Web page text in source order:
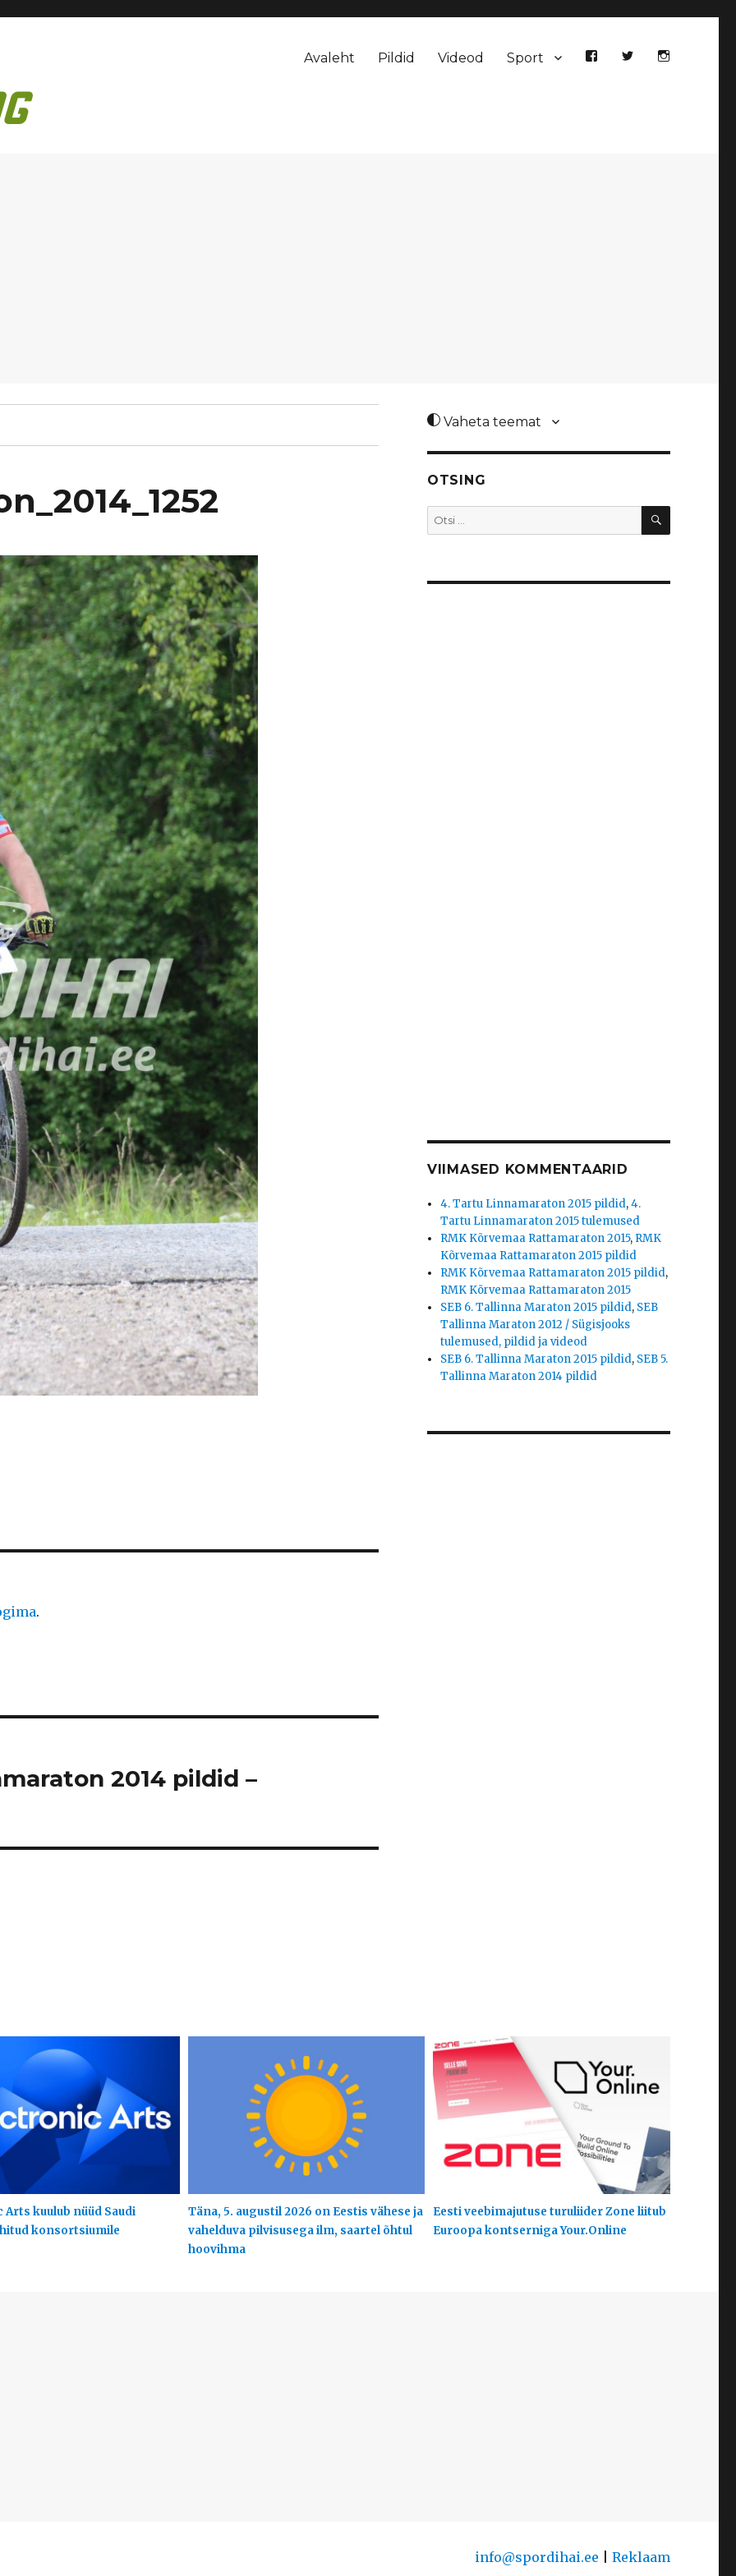
Avaleht Pildid Videod Sport
.
2014 pildid –
Vaheta teemat
OTSING
Otsi: OTSI
VIIMASED KOMMENTAARID
4. Tartu Linnamaraton 2015 pildid,4.
Tartu Linnamaraton 2015 tulemused
RMK Kõrvemaa Rattamaraton 2015, RMK
Kõrvemaa Rattamaraton 2015 pildid
RMK Kõrvemaa Rattamaraton 2015 pildid,
RMK Kõrvemaa Rattamaraton 2015
SEB 6. Tallinna Maraton 2015 pildid, SEB
Tallinna Maraton 2012 / Sügisjooks
tulemused, pildid ja videod
SEB 6. Tallinna Maraton 2015 pildid, SEB 5.
Tallinna Maraton 2014 pildid
Arts kuulub nüüd Saudi
konsortsiumile
Täna, 5. augustil 2026 on Eestis vähese ja
vahelduva pilvisusega ilm, saartel õhtul
hoovihma
Eesti veebimajutuse turuliider Zone liitub
Euroopa kontserniga Your.Online
info@spordihai.ee Reklaam